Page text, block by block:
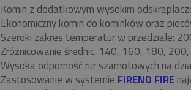
Komin z dodatkowym wysokim
Ekonomiczny komin do kominków oraz
Szeroki zakres temperatur w przedziale:
Zróżnicowanie średnic: 140, 160, 180,
Wysoka odporność rur szamotowych na
Zastosowanie w systemie FIREND FIRE